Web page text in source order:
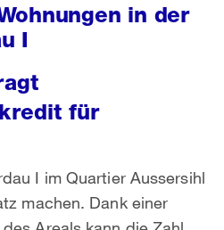
in der
I
für
I im Quartier Aussersihl
machen. Dank einer